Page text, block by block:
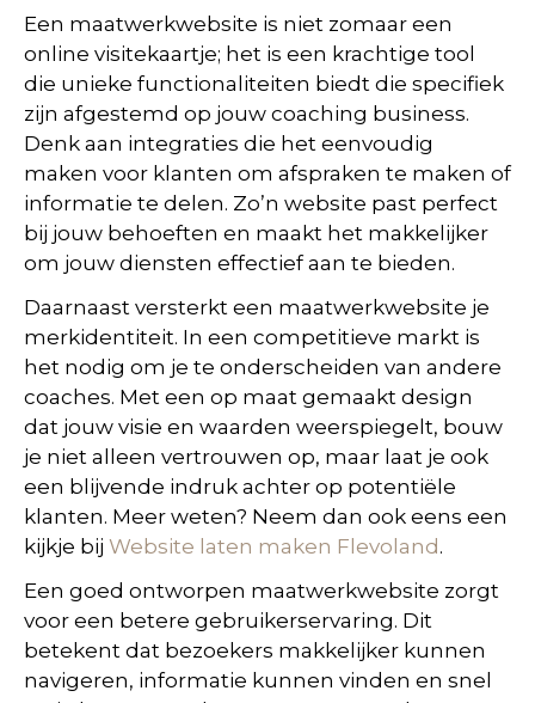
Een maatwerkwebsite is niet zomaar een
online visitekaartje; het is een krachtige tool
die unieke functionaliteiten biedt die specifiek
zijn afgestemd op jouw coaching business.
Denk aan integraties die het eenvoudig
maken voor klanten om afspraken te maken of
informatie te delen. Zo’n website past perfect
bij jouw behoeften en maakt het makkelijker
om jouw diensten effectief aan te bieden.
Daarnaast versterkt een maatwerkwebsite je
merkidentiteit. In een competitieve markt is
het nodig om je te onderscheiden van andere
coaches. Met een op maat gemaakt design
dat jouw visie en waarden weerspiegelt, bouw
je niet alleen vertrouwen op, maar laat je ook
een blijvende indruk achter op potentiële
klanten. Meer weten? Neem dan ook eens een
kijkje bij Website laten maken Flevoland.
Een goed ontworpen maatwerkwebsite zorgt
voor een betere gebruikerservaring. Dit
betekent dat bezoekers makkelijker kunnen
navigeren, informatie kunnen vinden en snel